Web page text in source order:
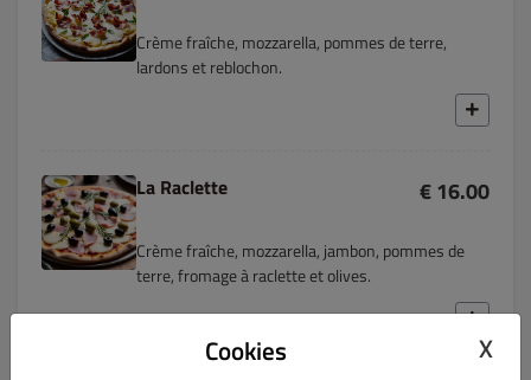
Crème fraîche, mozzarella, pommes de terre,
lardons et reblochon.
La Raclette € 16.00
Crème fraîche, mozzarella, jambon, pommes de
terre, fromage à raclette et olives.
Cookies X